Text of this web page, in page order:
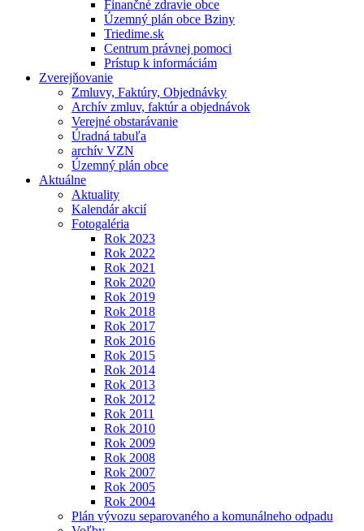
Finančné zdravie obce
Územný plán obce Bziny
Triedime.sk
Centrum právnej pomoci
Prístup k informáciám
Zverejňovanie
Zmluvy, Faktúry, Objednávky
Archív zmluv, faktúr a objednávok
Verejné obstarávanie
Úradná tabuľa
archív VZN
Územný plán obce
Aktuálne
Aktuality
Kalendár akcií
Fotogaléria
Rok 2023
Rok 2022
Rok 2021
Rok 2020
Rok 2019
Rok 2018
Rok 2017
Rok 2016
Rok 2015
Rok 2014
Rok 2013
Rok 2012
Rok 2011
Rok 2010
Rok 2009
Rok 2008
Rok 2007
Rok 2005
Rok 2004
Plán vývozu separovaného a komunálneho odpadu